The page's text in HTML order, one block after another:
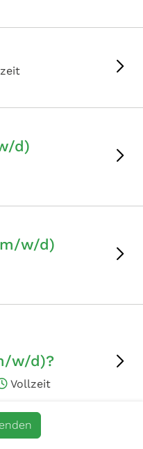
d)
w/d)
w/d)?
Vollzeit